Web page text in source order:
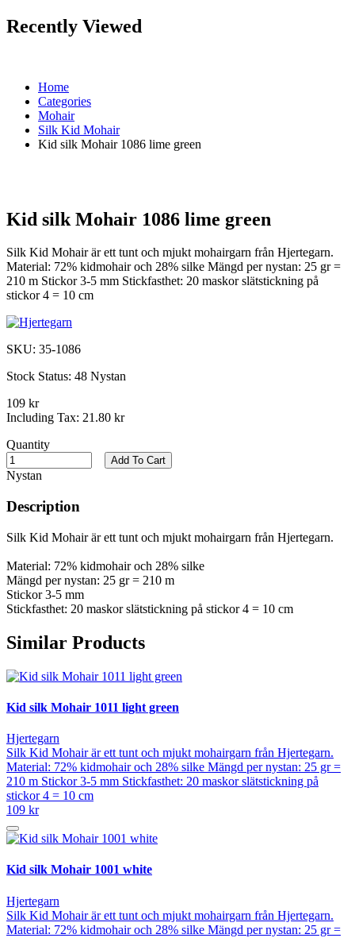
Recently Viewed
Home
Categories
Mohair
Silk Kid Mohair
Kid silk Mohair 1086 lime green
Kid silk Mohair 1086 lime green
Silk Kid Mohair är ett tunt och mjukt mohairgarn från Hjertegarn.
Material: 72% kidmohair och 28% silke Mängd per nystan: 25 gr =
210 m Stickor 3-5 mm Stickfasthet: 20 maskor slätstickning på
stickor 4 = 10 cm
SKU: 35-1086
Stock Status: 48 Nystan
109 kr
Including Tax: 21.80 kr
Quantity
Nystan
Add To Cart
Description
Silk Kid Mohair är ett tunt och mjukt mohairgarn från Hjertegarn.
Material: 72% kidmohair och 28% silke
Mängd per nystan: 25 gr = 210 m
Stickor 3-5 mm
Stickfasthet: 20 maskor slätstickning på stickor 4 = 10 cm
Similar Products
Kid silk Mohair 1011 light green
Hjertegarn
Silk Kid Mohair är ett tunt och mjukt mohairgarn från Hjertegarn.
Material: 72% kidmohair och 28% silke Mängd per nystan: 25 gr =
210 m Stickor 3-5 mm Stickfasthet: 20 maskor slätstickning på
stickor 4 = 10 cm
109 kr
Kid silk Mohair 1001 white
Hjertegarn
Silk Kid Mohair är ett tunt och mjukt mohairgarn från Hjertegarn.
Material: 72% kidmohair och 28% silke Mängd per nystan: 25 gr =